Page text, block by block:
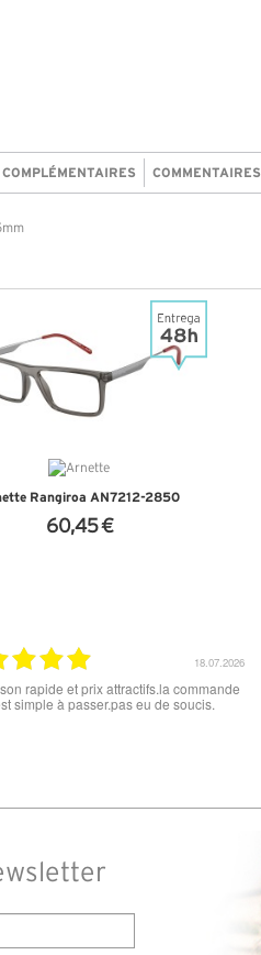
COMMENTAIRES
Rangiroa AN7212-2850
60,45 €
15.06.2026
parfait , que ce soit le produit commandé
ou la livraison . merci